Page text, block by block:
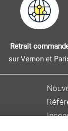
Retrait
sur Vernon et